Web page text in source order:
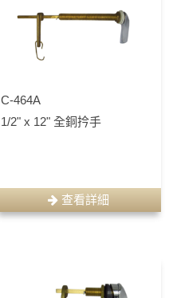
C-464A
1/2" x 12" 全銅扲手
查看詳細